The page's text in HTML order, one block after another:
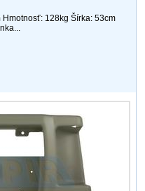
Hmotnosť: 128kg Šírka: 53cm